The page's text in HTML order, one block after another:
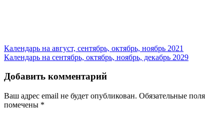
Навигация
по
записям
Календарь на август, сентябрь, октябрь, ноябрь 2021
Календарь на сентябрь, октябрь, ноябрь, декабрь 2029
Добавить комментарий
Ваш адрес email не будет опубликован. Обязательные поля
помечены *